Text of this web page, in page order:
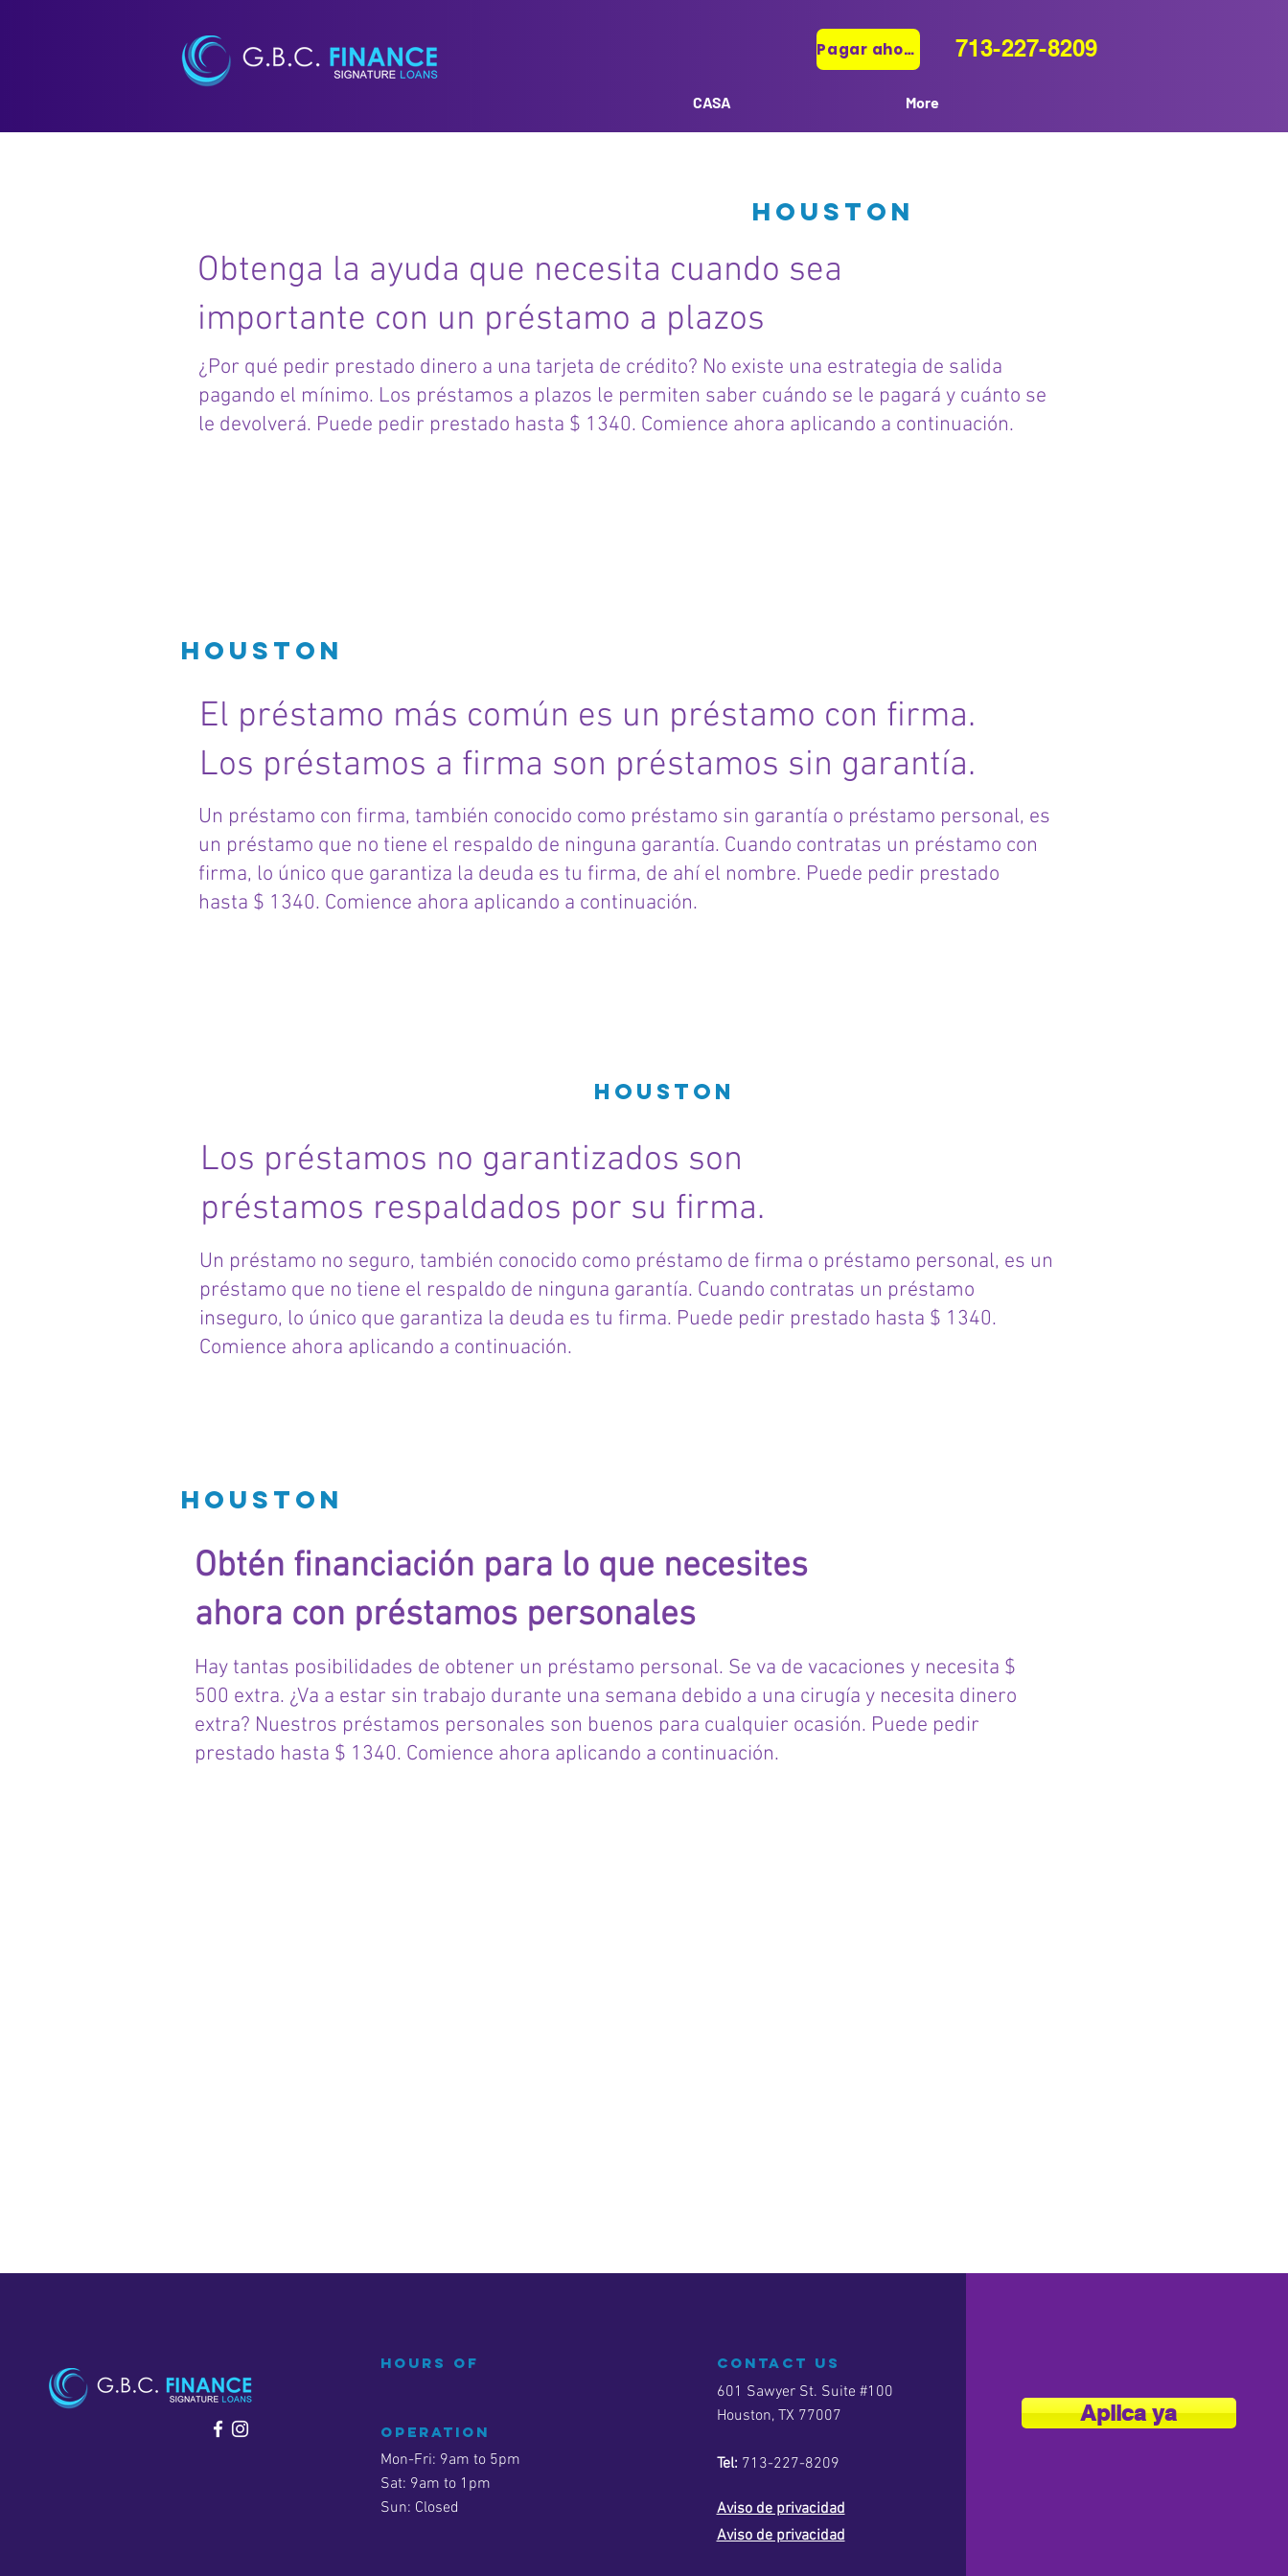
Pagar ahora 713-227-8209
CASA More
Houston
Obtenga la ayuda que necesita cuando sea
importante con un préstamo a plazos
¿Por qué pedir prestado dinero a una tarjeta de crédito? No existe una estrategia de salida
pagando el mínimo. Los préstamos a plazos le permiten saber cuándo se le pagará y cuánto se
le devolverá. Puede pedir prestado hasta $ 1340. Comience ahora aplicando a continuación.
Houston
El préstamo más común es un préstamo con firma.
Los préstamos a firma son préstamos sin garantía.
Un préstamo con firma, también conocido como préstamo sin garantía o préstamo personal, es
un préstamo que no tiene el respaldo de ninguna garantía. Cuando contratas un préstamo con
firma, lo único que garantiza la deuda es tu firma, de ahí el nombre. Puede pedir prestado
hasta $ 1340. Comience ahora aplicando a continuación.
Houston
Los préstamos no garantizados son
préstamos respaldados por su firma.
Un préstamo no seguro, también conocido como préstamo de firma o préstamo personal, es un
préstamo que no tiene el respaldo de ninguna garantía. Cuando contratas un préstamo
inseguro, lo único que garantiza la deuda es tu firma. Puede pedir prestado hasta $ 1340.
Comience ahora aplicando a continuación.
Houston
Obtén financiación para lo que necesites
ahora con préstamos personales
Hay tantas posibilidades de obtener un préstamo personal. Se va de vacaciones y necesita $
500 extra. ¿Va a estar sin trabajo durante una semana debido a una cirugía y necesita dinero
extra? Nuestros préstamos personales son buenos para cualquier ocasión. Puede pedir
prestado hasta $ 1340. Comience ahora aplicando a continuación.
Hours of
operation
Mon-Fri: 9am to 5pm
Sat: 9am to 1pm
Sun: Closed
contact us
601 Sawyer St. Suite #100
Houston, TX 77007
Tel: 713-227-8209
Aviso de privacidad
Aviso de privacidad
Aplica ya